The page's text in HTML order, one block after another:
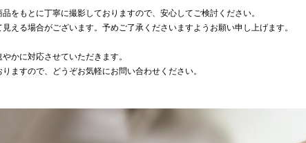
をもとに丁寧に撮影しておりますので、安心してご検討ください。
える場合がございます。予めご了承くださいますようお願い申し上げます。
かに対応させていただきます。
ますので、どうぞお気軽にお問い合わせください。